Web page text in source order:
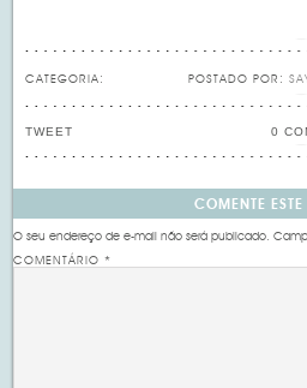
CATEGORIA: POSTADO POR:
0
TWEET
COMENTE ESTE
O seu endereço de e-mail não será publicado.
COMENTÁRIO*